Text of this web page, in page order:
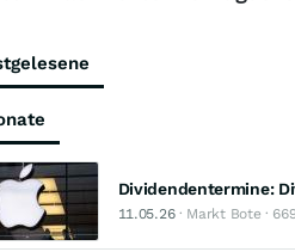
Dividendentermine:
11.05.26· Markt Bote ·